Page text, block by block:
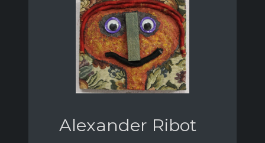
Alexander Ribot